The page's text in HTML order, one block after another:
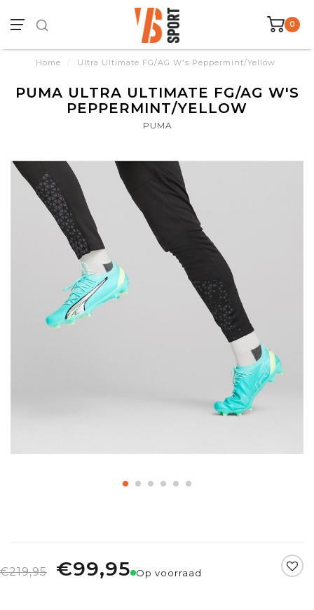
0
Home / Ultra Ultimate FG/AG W's Peppermint/Yellow
PUMA ULTRA ULTIMATE FG/AG W'S
PEPPERMINT/YELLOW
PUMA
€219,95 €99,95 Op voorraad